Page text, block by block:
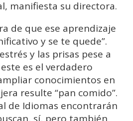
manifiesta su directora.
de que ese aprendizaje
y se te quede”.
y las prisas pese a
es el verdadero
conocimientos en
resulte “pan comido”.
de Idiomas encontrarán